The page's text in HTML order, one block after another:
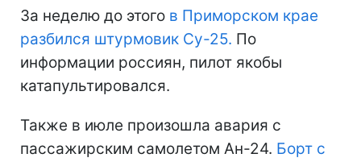
За неделю до этого в Приморском крае
разбился штурмовик Су-25. По
информации россиян, пилот якобы
катапультировался.
Также в июле произошла авария с
пассажирским самолетом Ан-24. Борт с